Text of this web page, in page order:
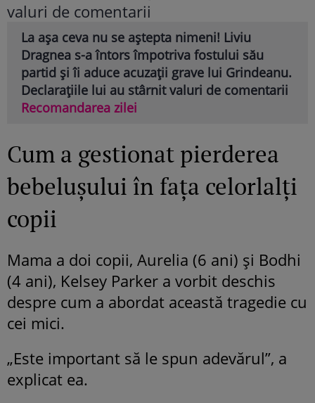
La așa ceva nu se aștepta nimeni! Liviu
Dragnea s-a întors împotriva fostului său
partid și îi aduce acuzații grave lui Grindeanu.
Declarațiile lui au stârnit valuri de comentarii
Recomandarea zilei
Cum a gestionat pierderea
bebelușului în fața celorlalți
copii
Mama a doi copii, Aurelia (6 ani) și Bodhi
(4 ani), Kelsey Parker a vorbit deschis
despre cum a abordat această tragedie cu
cei mici.
„Este important să le spun adevărul”, a
explicat ea.